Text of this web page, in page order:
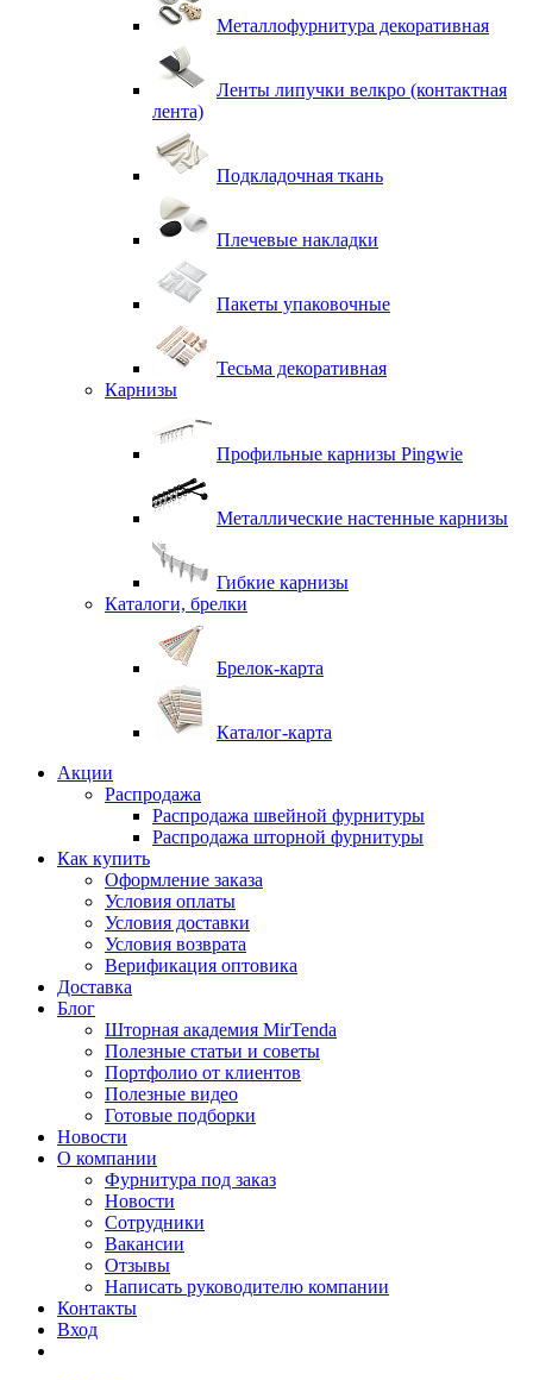
Металлофурнитура декоративная
Ленты липучки велкро (контактная
лента)
Подкладочная ткань
Плечевые накладки
Пакеты упаковочные
Тесьма декоративная
Карнизы
Профильные карнизы Pingwie
Металлические настенные карнизы
Гибкие карнизы
Каталоги, брелки
Брелок-карта
Каталог-карта
Акции
Распродажа
Распродажа швейной фурнитуры
Распродажа шторной фурнитуры
Как купить
Оформление заказа
Условия оплаты
Условия доставки
Условия возврата
Верификация оптовика
Доставка
Блог
Шторная академия MirTenda
Полезные статьи и советы
Портфолио от клиентов
Полезные видео
Готовые подборки
Новости
О компании
Фурнитура под заказ
Новости
Сотрудники
Вакансии
Отзывы
Написать руководителю компании
Контакты
Вход